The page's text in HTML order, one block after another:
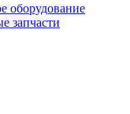
оборудование
запчасти